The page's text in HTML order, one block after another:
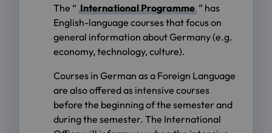
The “ International Programme ” has
English-language courses that focus on
general information about Germany (e.g.
economy, technology, culture).
Courses in German as a Foreign Language
are also offered as intensive courses
before the beginning of the semester and
during the semester. The International